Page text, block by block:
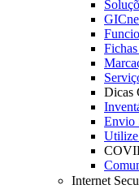
Dicas
Envio
Utilize
Internet